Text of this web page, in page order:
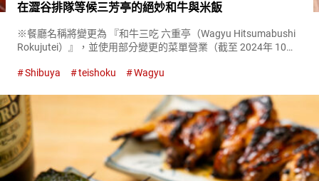
在澀谷排隊等候三芳亭的絕妙和牛與米飯
※餐廳名稱將變更為 『和牛三吃 六重亭（Wagyu Hitsumabushi
Rokujutei）』，並使用部分變更的菜單營業（截至 2024年 10
世界都是一種烹飪界的感動。幸運的...
Shibuya teishoku Wagyu